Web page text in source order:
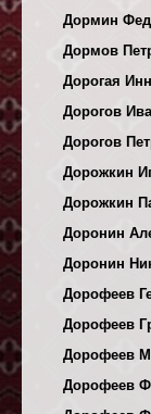
Дормин
Дормов
Дорогая
Дорогов
Дорогов
Дорожкин
Дорожкин
Доронин
Доронин
Дорофеев
Дорофеев
Дорофеев
Дорофеев